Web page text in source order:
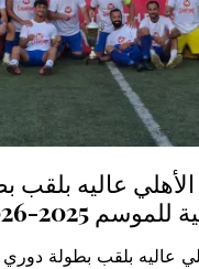
الأهلي عاليه
2025-2026
عاليه بلقب بطولة دوري